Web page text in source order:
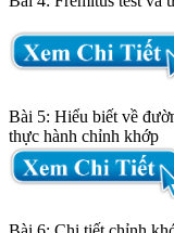
Bài 5: Hiểu biết về
thực